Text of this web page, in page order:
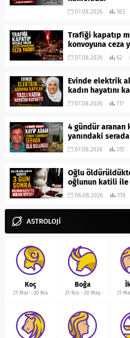
07.08.2026 183
Trafiği kapatıp
konvoyuna ceza
07.08.2026 62
Evinde elektrik
kadın hayatını
07.08.2026 117
4 gündür aranan
yanındaki
07.08.2026 351
Oğlu
oğlunun katili ile
06.08.2026 378
ASTROLOJİ
Koç
21 Mar -20 Nis
Boğa
21 Nis- 20 May 21